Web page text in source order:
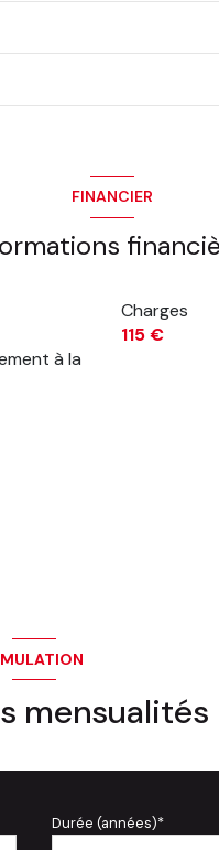
FINANCIER
à la
Charges
115 €
mensualités
Durée (années)*